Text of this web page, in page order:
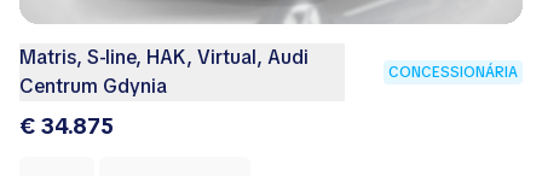
Matris, S-line, HAK, Virtual, Audi
Centrum Gdynia
CONCESSIONÁRIA
€ 34.875